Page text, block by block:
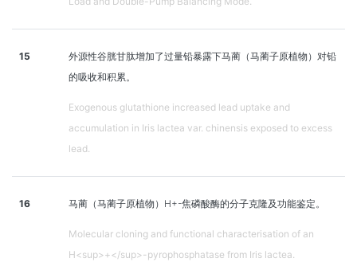
15
外源性谷胱甘肽增加了过量铅暴露下马蔺（马蔺子原植物）对铅
的吸收和积累。
Exogenous glutathione increased lead uptake and
accumulation in Iris lactea var. chinensis exposed to excess
lead.
16 马蔺（马蔺子原植物）H+-焦磷酸酶的分子克隆及功能鉴定。
Molecular cloning and functional characterisation of an
H<sup>+</sup>-pyrophosphatase from Iris lactea.